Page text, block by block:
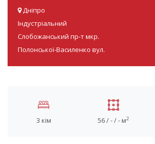
Дніпро
Індустріальний
Слобожанський пр-т мкр.
Полонської-Василенко вул.
3 кім 56 / - / - м2